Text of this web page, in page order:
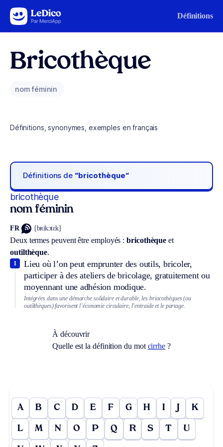
Aller au contenu Définitions
Bricothèque
nom féminin
Définitions, synonymes, exemples en français
Définitions de “bricothèque“
bricothèque
nom féminin
FR [bʀikɔtɛk]
Deux termes peuvent être employés :bricothèque et
outilthèque.
Lieu où l’on peut emprunter des outils, bricoler,
participer à des ateliers de bricolage, gratuitement ou
moyennant une adhésion modique.
1
Intégrées dans une démarche solidaire et durable, les briocothèques (ou
outilthèques) favorisent l’économie circulaire, l’entraide et le partage.
À découvrir
Quelle est la définition du mot cirrhe ?
A B C D E F G H I J K
L M N O P Q R S T U